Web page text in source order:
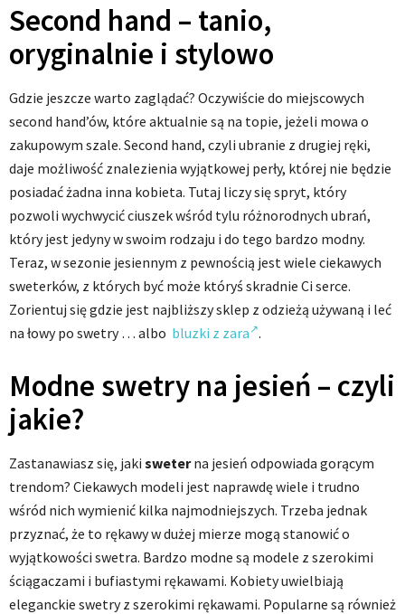
Second hand – tanio,
oryginalnie i stylowo
Gdzie jeszcze warto zaglądać? Oczywiście do miejscowych
second hand’ów, które aktualnie są na topie, jeżeli mowa o
zakupowym szale. Second hand, czyli ubranie z drugiej ręki,
daje możliwość znalezienia wyjątkowej perły, której nie będzie
posiadać żadna inna kobieta. Tutaj liczy się spryt, który
pozwoli wychwycić ciuszek wśród tylu różnorodnych ubrań,
który jest jedyny w swoim rodzaju i do tego bardzo modny.
Teraz, w sezonie jesiennym z pewnością jest wiele ciekawych
sweterków, z których być może któryś skradnie Ci serce.
Zorientuj się gdzie jest najbliższy sklep z odzieżą używaną i leć
na łowy po swetry … albo bluzki z zara .
Modne swetry na jesień – czyli
jakie?
Zastanawiasz się, jaki sweterna jesień odpowiada gorącym
trendom? Ciekawych modeli jest naprawdę wiele i trudno
wśród nich wymienić kilka najmodniejszych. Trzeba jednak
przyznać, że to rękawy w dużej mierze mogą stanowić o
wyjątkowości swetra. Bardzo modne są modele z szerokimi
ściągaczami i bufiastymi rękawami. Kobiety uwielbiają
eleganckie swetry z szerokimi rękawami. Popularne są również